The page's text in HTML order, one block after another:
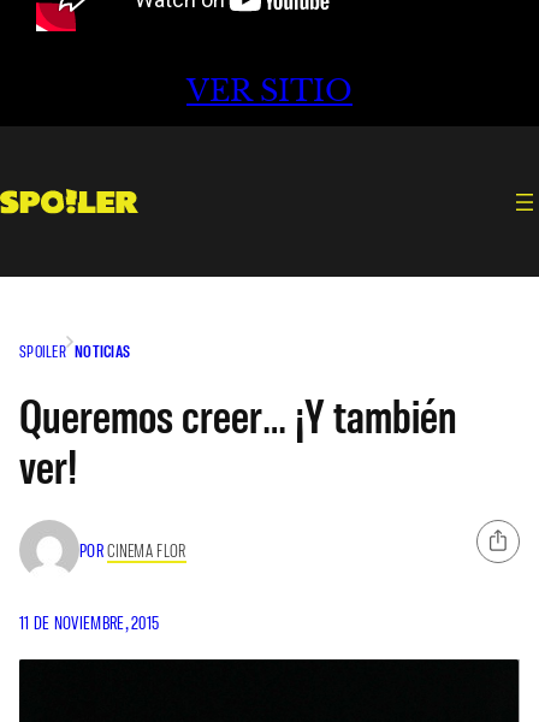
VER SITIO
SPOILER NOTICIAS
Queremos creer… ¡Y también
ver!
PORCINEMA FLOR
11 DE NOVIEMBRE, 2015